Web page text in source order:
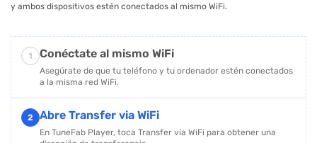
y ambos dispositivos estén conectados al mismo WiFi.
1 Conéctate al mismo WiFi
Asegúrate de que tu teléfono y tu ordenador estén conectados
a la misma red WiFi.
2 Abre Transfer via WiFi
En TuneFab Player, toca Transfer via WiFi para obtener una